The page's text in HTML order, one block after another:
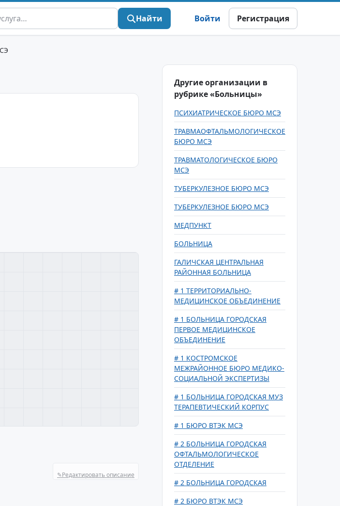
Найти Войти Регистрация
✎Редактировать описание
Другие организации в
рубрике «Больницы»
ПСИХИАТРИЧЕСКОЕ БЮРО МСЭ
ТРАВМАОФТАЛЬМОЛОГИЧЕСКОЕ
БЮРО МСЭ
ТРАВМАТОЛОГИЧЕСКОЕ БЮРО
МСЭ
ТУБЕРКУЛЕЗНОЕ БЮРО МСЭ
ТУБЕРКУЛЕЗНОЕ БЮРО МСЭ
МЕДПУНКТ
БОЛЬНИЦА
ГАЛИЧСКАЯ ЦЕНТРАЛЬНАЯ
РАЙОННАЯ БОЛЬНИЦА
# 1 ТЕРРИТОРИАЛЬНО-
МЕДИЦИНСКОЕ ОБЪЕДИНЕНИЕ
# 1 БОЛЬНИЦА ГОРОДСКАЯ
ПЕРВОЕ МЕДИЦИНСКОЕ
ОБЪЕДИНЕНИЕ
# 1 КОСТРОМСКОЕ
МЕЖРАЙОННОЕ БЮРО МЕДИКО-
СОЦИАЛЬНОЙ ЭКСПЕРТИЗЫ
# 1 БОЛЬНИЦА ГОРОДСКАЯ МУЗ
ТЕРАПЕВТИЧЕСКИЙ КОРПУС
# 1 БЮРО ВТЭК МСЭ
# 2 БОЛЬНИЦА ГОРОДСКАЯ
ОФТАЛЬМОЛОГИЧЕСКОЕ
ОТДЕЛЕНИЕ
# 2 БОЛЬНИЦА ГОРОДСКАЯ
# 2 БЮРО ВТЭК МСЭ